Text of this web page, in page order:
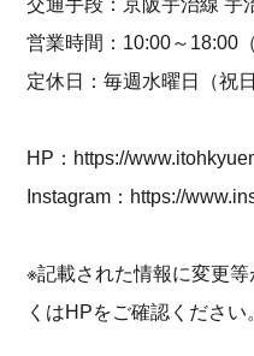
交通手段：京阪宇治線 宇
営業時間：10:00～18:00
定休日：毎週水曜日（祝
HP： https://
Instagram： https://
※記載された情報に変更
くはHPをご確認ください